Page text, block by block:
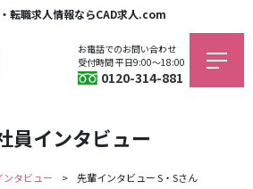
転職求人情報ならCAD求人.com
お電話でのお問い合わせ
受付時間 平日9:00〜18:00
0120-314-881
員インタビュー
タビュー 先輩インタビュー S・Sさん